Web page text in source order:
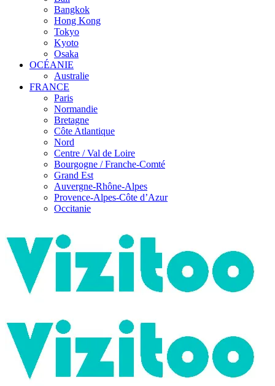
Bangkok
Hong Kong
Tokyo
Kyoto
Osaka
OCÉANIE
Australie
FRANCE
Paris
Normandie
Bretagne
Côte Atlantique
Nord
Centre / Val de Loire
Bourgogne / Franche-Comté
Grand Est
Auvergne-Rhône-Alpes
Provence-Alpes-Côte d’Azur
Occitanie